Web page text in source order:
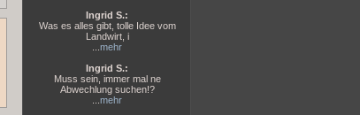
Ingrid S.:
Was es alles gibt, tolle Idee vom
Landwirt, i
mehr
Ingrid S.:
Muss sein, immer mal ne
Abwechlung suchen!?
mehr